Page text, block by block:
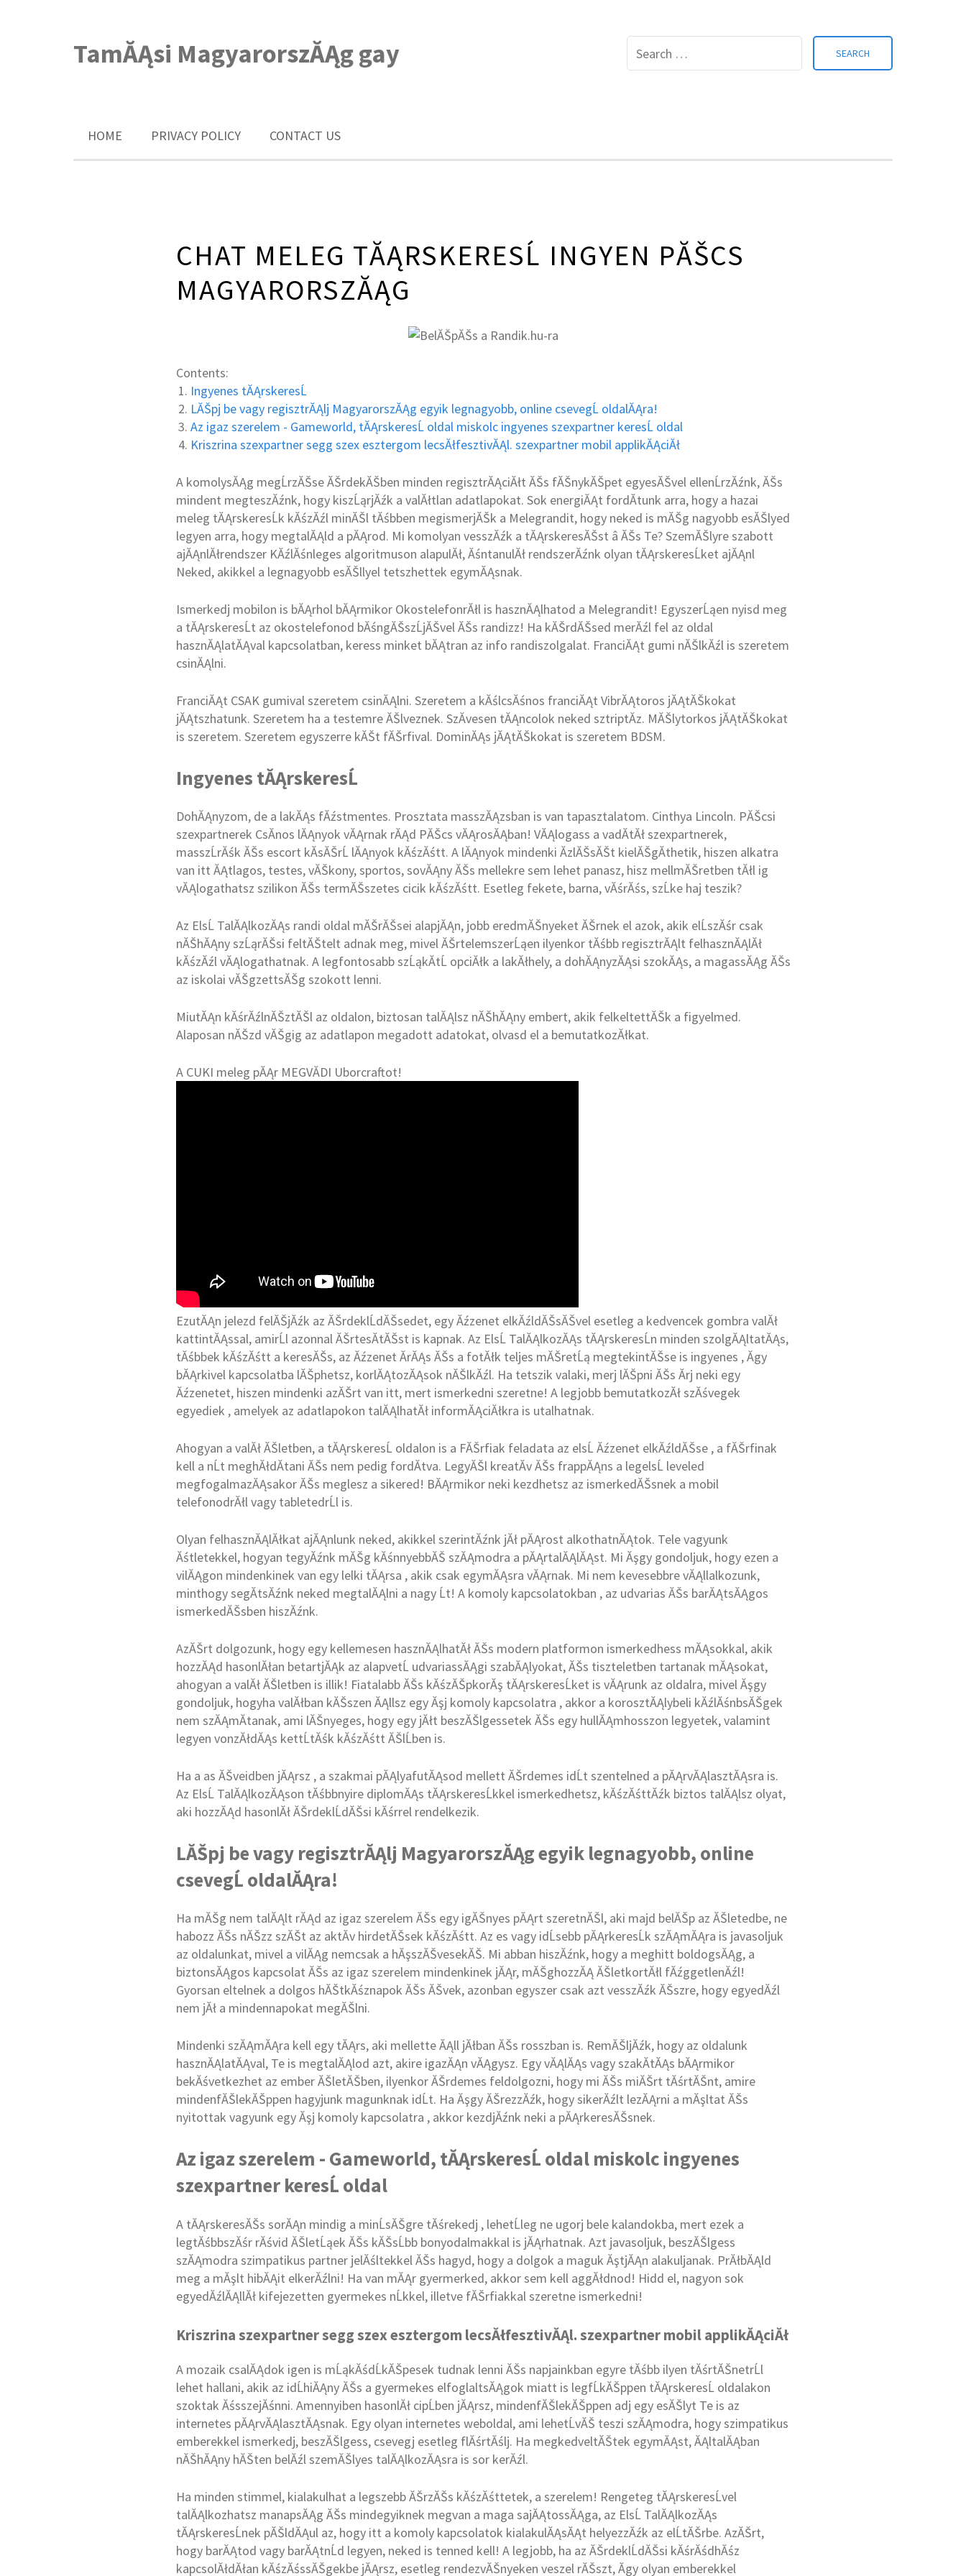
TamĂĄsi MagyarorszĂĄg gay
HOME PRIVACY POLICY CONTACT US
CHAT MELEG TĂĄRSKERESĹ INGYEN PĂŠCS
MAGYARORSZĂĄG
Contents:
Ingyenes tĂĄrskeresĹ
LĂŠpj be vagy regisztrĂĄlj MagyarorszĂĄg egyik legnagyobb, online csevegĹ oldalĂĄra!
Az igaz szerelem - Gameworld, tĂĄrskeresĹ oldal miskolc ingyenes szexpartner keresĹ oldal
Kriszrina szexpartner segg szex esztergom lecsĂłfesztivĂĄl. szexpartner mobil applikĂĄciĂł
A komolysĂĄg megĹrzĂŠse ĂŠrdekĂŠben minden regisztrĂĄciĂłt ĂŠs fĂŠnykĂŠpet egyesĂŠvel ellenĹrzĂźnk, ĂŠs
mindent megteszĂźnk, hogy kiszĹąrjĂźk a valĂłtlan adatlapokat. Sok energiĂĄt fordĂ­tunk arra, hogy a hazai
meleg tĂĄrskeresĹk kĂśzĂźl minĂŠl tĂśbben megismerjĂŠk a Melegrandit, hogy neked is mĂŠg nagyobb esĂŠlyed
legyen arra, hogy megtalĂĄld a pĂĄrod. Mi komolyan vesszĂźk a tĂĄrskeresĂŠst â ĂŠs Te? SzemĂŠlyre szabott
ajĂĄnlĂłrendszer KĂźlĂśnleges algoritmuson alapulĂł, ĂśntanulĂł rendszerĂźnk olyan tĂĄrskeresĹket ajĂĄnl
Neked, akikkel a legnagyobb esĂŠllyel tetszhettek egymĂĄsnak.
Ismerkedj mobilon is bĂĄrhol bĂĄrmikor OkostelefonrĂłl is hasznĂĄlhatod a Melegrandit! EgyszerĹąen nyisd meg
a tĂĄrskeresĹt az okostelefonod bĂśngĂŠszĹjĂŠvel ĂŠs randizz! Ha kĂŠrdĂŠsed merĂźl fel az oldal
hasznĂĄlatĂĄval kapcsolatban, keress minket bĂĄtran az info randiszolgalat. FranciĂĄt gumi nĂŠlkĂźl is szeretem
csinĂĄlni.
FranciĂĄt CSAK gumival szeretem csinĂĄlni. Szeretem a kĂślcsĂśnos franciĂĄt VibrĂĄtoros jĂĄtĂŠkokat
jĂĄtszhatunk. Szeretem ha a testemre ĂŠlveznek. SzĂ­vesen tĂĄncolok neked sztriptĂ­z. MĂŠlytorkos jĂĄtĂŠkokat
is szeretem. Szeretem egyszerre kĂŠt fĂŠrfival. DominĂĄs jĂĄtĂŠkokat is szeretem BDSM.
Ingyenes tĂĄrskeresĹ
DohĂĄnyzom, de a lakĂĄs fĂźstmentes. Prosztata masszĂĄzsban is van tapasztalatom. Cinthya Lincoln. PĂŠcsi
szexpartnerek CsĂ­nos lĂĄnyok vĂĄrnak rĂĄd PĂŠcs vĂĄrosĂĄban! VĂĄlogass a vadĂ­tĂł szexpartnerek,
masszĹrĂśk ĂŠs escort kĂ­sĂŠrĹ lĂĄnyok kĂśzĂśtt. A lĂĄnyok mindenki Ă­zlĂŠsĂŠt kielĂŠgĂ­thetik, hiszen alkatra
van itt ĂĄtlagos, testes, vĂŠkony, sportos, sovĂĄny ĂŠs mellekre sem lehet panasz, hisz mellmĂŠretben tĂłl ig
vĂĄlogathatsz szilikon ĂŠs termĂŠszetes cicik kĂśzĂśtt. Esetleg fekete, barna, vĂśrĂśs, szĹke haj teszik?
Az ElsĹ TalĂĄlkozĂĄs randi oldal mĂŠrĂŠsei alapjĂĄn, jobb eredmĂŠnyeket ĂŠrnek el azok, akik elĹszĂśr csak
nĂŠhĂĄny szĹąrĂŠsi feltĂŠtelt adnak meg, mivel ĂŠrtelemszerĹąen ilyenkor tĂśbb regisztrĂĄlt felhasznĂĄlĂł
kĂśzĂźl vĂĄlogathatnak. A legfontosabb szĹąkĂ­tĹ opciĂłk a lakĂłhely, a dohĂĄnyzĂĄsi szokĂĄs, a magassĂĄg ĂŠs
az iskolai vĂŠgzettsĂŠg szokott lenni.
MiutĂĄn kĂśrĂźlnĂŠztĂŠl az oldalon, biztosan talĂĄlsz nĂŠhĂĄny embert, akik felkeltettĂŠk a figyelmed.
Alaposan nĂŠzd vĂŠgig az adatlapon megadott adatokat, olvasd el a bemutatkozĂłkat.
A CUKI meleg pĂĄr MEGVĂDI Uborcraftot!
EzutĂĄn jelezd felĂŠjĂźk az ĂŠrdeklĹdĂŠsedet, egy Ăźzenet elkĂźldĂŠsĂŠvel esetleg a kedvencek gombra valĂł
kattintĂĄssal, amirĹl azonnal ĂŠrtesĂ­tĂŠst is kapnak. Az ElsĹ TalĂĄlkozĂĄs tĂĄrskeresĹn minden szolgĂĄltatĂĄs,
tĂśbbek kĂśzĂśtt a keresĂŠs, az Ăźzenet Ă­rĂĄs ĂŠs a fotĂłk teljes mĂŠretĹą megtekintĂŠse is ingyenes , Ă­gy
bĂĄrkivel kapcsolatba lĂŠphetsz, korlĂĄtozĂĄsok nĂŠlkĂźl. Ha tetszik valaki, merj lĂŠpni ĂŠs Ă­rj neki egy
Ăźzenetet, hiszen mindenki azĂŠrt van itt, mert ismerkedni szeretne! A legjobb bemutatkozĂł szĂśvegek
egyediek , amelyek az adatlapokon talĂĄlhatĂł informĂĄciĂłkra is utalhatnak.
Ahogyan a valĂł ĂŠletben, a tĂĄrskeresĹ oldalon is a FĂŠrfiak feladata az elsĹ Ăźzenet elkĂźldĂŠse , a fĂŠrfinak
kell a nĹt meghĂłdĂ­tani ĂŠs nem pedig fordĂ­tva. LegyĂŠl kreatĂ­v ĂŠs frappĂĄns a legelsĹ leveled
megfogalmazĂĄsakor ĂŠs meglesz a sikered! BĂĄrmikor neki kezdhetsz az ismerkedĂŠsnek a mobil
telefonodrĂłl vagy tabletedrĹl is.
Olyan felhasznĂĄlĂłkat ajĂĄnlunk neked, akikkel szerintĂźnk jĂł pĂĄrost alkothatnĂĄtok. Tele vagyunk
Ăśtletekkel, hogyan tegyĂźnk mĂŠg kĂśnnyebbĂŠ szĂĄmodra a pĂĄrtalĂĄlĂĄst. Mi Ăşgy gondoljuk, hogy ezen a
vilĂĄgon mindenkinek van egy lelki tĂĄrsa , akik csak egymĂĄsra vĂĄrnak. Mi nem kevesebbre vĂĄllalkozunk,
minthogy segĂ­tsĂźnk neked megtalĂĄlni a nagy Ĺt! A komoly kapcsolatokban , az udvarias ĂŠs barĂĄtsĂĄgos
ismerkedĂŠsben hiszĂźnk.
AzĂŠrt dolgozunk, hogy egy kellemesen hasznĂĄlhatĂł ĂŠs modern platformon ismerkedhess mĂĄsokkal, akik
hozzĂĄd hasonlĂłan betartjĂĄk az alapvetĹ udvariassĂĄgi szabĂĄlyokat, ĂŠs tiszteletben tartanak mĂĄsokat,
ahogyan a valĂł ĂŠletben is illik! Fiatalabb ĂŠs kĂśzĂŠpkorĂş tĂĄrskeresĹket is vĂĄrunk az oldalra, mivel Ăşgy
gondoljuk, hogyha valĂłban kĂŠszen ĂĄllsz egy Ăşj komoly kapcsolatra , akkor a korosztĂĄlybeli kĂźlĂśnbsĂŠgek
nem szĂĄmĂ­tanak, ami lĂŠnyeges, hogy egy jĂłt beszĂŠlgessetek ĂŠs egy hullĂĄmhosszon legyetek, valamint
legyen vonzĂłdĂĄs kettĹtĂśk kĂśzĂśtt ĂŠlĹben is.
Ha a as ĂŠveidben jĂĄrsz , a szakmai pĂĄlyafutĂĄsod mellett ĂŠrdemes idĹt szentelned a pĂĄrvĂĄlasztĂĄsra is.
Az ElsĹ TalĂĄlkozĂĄson tĂśbbnyire diplomĂĄs tĂĄrskeresĹkkel ismerkedhetsz, kĂśzĂśttĂźk biztos talĂĄlsz olyat,
aki hozzĂĄd hasonlĂł ĂŠrdeklĹdĂŠsi kĂśrrel rendelkezik.
LĂŠpj be vagy regisztrĂĄlj MagyarorszĂĄg egyik legnagyobb, online
csevegĹ oldalĂĄra!
Ha mĂŠg nem talĂĄlt rĂĄd az igaz szerelem ĂŠs egy igĂŠnyes pĂĄrt szeretnĂŠl, aki majd belĂŠp az ĂŠletedbe, ne
habozz ĂŠs nĂŠzz szĂŠt az aktĂ­v hirdetĂŠsek kĂśzĂśtt. Az es vagy idĹsebb pĂĄrkeresĹk szĂĄmĂĄra is javasoljuk
az oldalunkat, mivel a vilĂĄg nemcsak a hĂşszĂŠvesekĂŠ. Mi abban hiszĂźnk, hogy a meghitt boldogsĂĄg, a
biztonsĂĄgos kapcsolat ĂŠs az igaz szerelem mindenkinek jĂĄr, mĂŠghozzĂĄ ĂŠletkortĂłl fĂźggetlenĂźl!
Gyorsan eltelnek a dolgos hĂŠtkĂśznapok ĂŠs ĂŠvek, azonban egyszer csak azt vesszĂźk ĂŠszre, hogy egyedĂźl
nem jĂł a mindennapokat megĂŠlni.
Mindenki szĂĄmĂĄra kell egy tĂĄrs, aki mellette ĂĄll jĂłban ĂŠs rosszban is. RemĂŠljĂźk, hogy az oldalunk
hasznĂĄlatĂĄval, Te is megtalĂĄlod azt, akire igazĂĄn vĂĄgysz. Egy vĂĄlĂĄs vagy szakĂ­tĂĄs bĂĄrmikor
bekĂśvetkezhet az ember ĂŠletĂŠben, ilyenkor ĂŠrdemes feldolgozni, hogy mi ĂŠs miĂŠrt tĂśrtĂŠnt, amire
mindenfĂŠlekĂŠppen hagyjunk magunknak idĹt. Ha Ăşgy ĂŠrezzĂźk, hogy sikerĂźlt lezĂĄrni a mĂşltat ĂŠs
nyitottak vagyunk egy Ăşj komoly kapcsolatra , akkor kezdjĂźnk neki a pĂĄrkeresĂŠsnek.
Az igaz szerelem - Gameworld, tĂĄrskeresĹ oldal miskolc ingyenes
szexpartner keresĹ oldal
A tĂĄrskeresĂŠs sorĂĄn mindig a minĹsĂŠgre tĂśrekedj , lehetĹleg ne ugorj bele kalandokba, mert ezek a
legtĂśbbszĂśr rĂśvid ĂŠletĹąek ĂŠs kĂŠsĹbb bonyodalmakkal is jĂĄrhatnak. Azt javasoljuk, beszĂŠlgess
szĂĄmodra szimpatikus partner jelĂśltekkel ĂŠs hagyd, hogy a dolgok a maguk ĂştjĂĄn alakuljanak. PrĂłbĂĄld
meg a mĂşlt hibĂĄit elkerĂźlni! Ha van mĂĄr gyermerked, akkor sem kell aggĂłdnod! Hidd el, nagyon sok
egyedĂźlĂĄllĂł kifejezetten gyermekes nĹkkel, illetve fĂŠrfiakkal szeretne ismerkedni!
Kriszrina szexpartner segg szex esztergom lecsĂłfesztivĂĄl. szexpartner mobil applikĂĄciĂł
A mozaik csalĂĄdok igen is mĹąkĂśdĹkĂŠpesek tudnak lenni ĂŠs napjainkban egyre tĂśbb ilyen tĂśrtĂŠnetrĹl
lehet hallani, akik az idĹhiĂĄny ĂŠs a gyermekes elfoglaltsĂĄgok miatt is legfĹkĂŠppen tĂĄrskeresĹ oldalakon
szoktak ĂśsszejĂśnni. Amennyiben hasonlĂł cipĹben jĂĄrsz, mindenfĂŠlekĂŠppen adj egy esĂŠlyt Te is az
internetes pĂĄrvĂĄlasztĂĄsnak. Egy olyan internetes weboldal, ami lehetĹvĂŠ teszi szĂĄmodra, hogy szimpatikus
emberekkel ismerkedj, beszĂŠlgess, csevegj esetleg flĂśrtĂślj. Ha megkedveltĂŠtek egymĂĄst, ĂĄltalĂĄban
nĂŠhĂĄny hĂŠten belĂźl szemĂŠlyes talĂĄlkozĂĄsra is sor kerĂźl.
Ha minden stimmel, kialakulhat a legszebb ĂŠrzĂŠs kĂśzĂśttetek, a szerelem! Rengeteg tĂĄrskeresĹvel
talĂĄlkozhatsz manapsĂĄg ĂŠs mindegyiknek megvan a maga sajĂĄtossĂĄga, az ElsĹ TalĂĄlkozĂĄs
tĂĄrskeresĹnek pĂŠldĂĄul az, hogy itt a komoly kapcsolatok kialakulĂĄsĂĄt helyezzĂźk az elĹtĂŠrbe. AzĂŠrt,
hogy barĂĄtod vagy barĂĄtnĹd legyen, neked is tenned kell! A legjobb, ha az ĂŠrdeklĹdĂŠsi kĂśrĂśdhĂśz
kapcsolĂłdĂłan kĂśzĂśssĂŠgekbe jĂĄrsz, esetleg rendezvĂŠnyeken veszel rĂŠszt, Ă­gy olyan emberekkel